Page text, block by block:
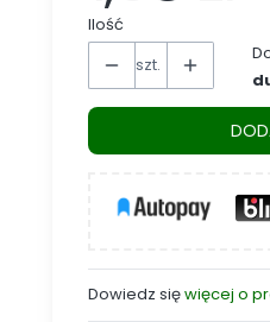
Ilość
szt.
Dowiedz sięwięcej o